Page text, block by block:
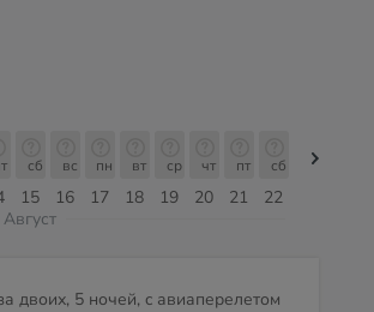
15
сб
16
вс
17
пн
18
вт
19
ср
20
чт
21
пт
22
сб
Август
двоих, 5 ночей, c авиаперелетом